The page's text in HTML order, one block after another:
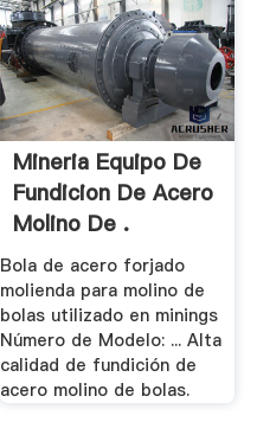
Mineria Equipo De
Fundicion De Acero
Molino De .
Bola de acero forjado
molienda para molino de
bolas utilizado en minings
Número de Modelo: ... Alta
calidad de fundición de
acero molino de bolas.